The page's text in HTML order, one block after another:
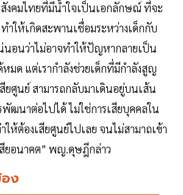
งคมไทยที่มีน้ำใจเป็นเอกลักษณ์ ที่จะ
ำให้เกิดสะพานเชื่อมระหว่างเด็กกับ
นอนว่าไม่อาจทำให้ปัญหากลายเป็น
มด แต่เรากำลังช่วยเด็กที่มีกำลังสูญ
สียศูนย์ สามารถกลับมาเดินอยู่บนเส้น
พัฒนาต่อไปได้ ไม่ใช่การเสียบุคคลใน
ให้ต้องเสียศูนย์ไปเลย จนไม่สามาถเข้า
ยอนาคต” พญ.ดุษฎีกล่าว
ง